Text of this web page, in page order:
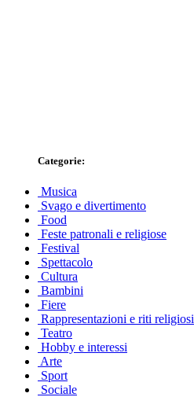
Categorie:
Musica
Svago e divertimento
Food
Feste patronali e religiose
Festival
Spettacolo
Cultura
Bambini
Fiere
Rappresentazioni e riti religiosi
Teatro
Hobby e interessi
Arte
Sport
Sociale